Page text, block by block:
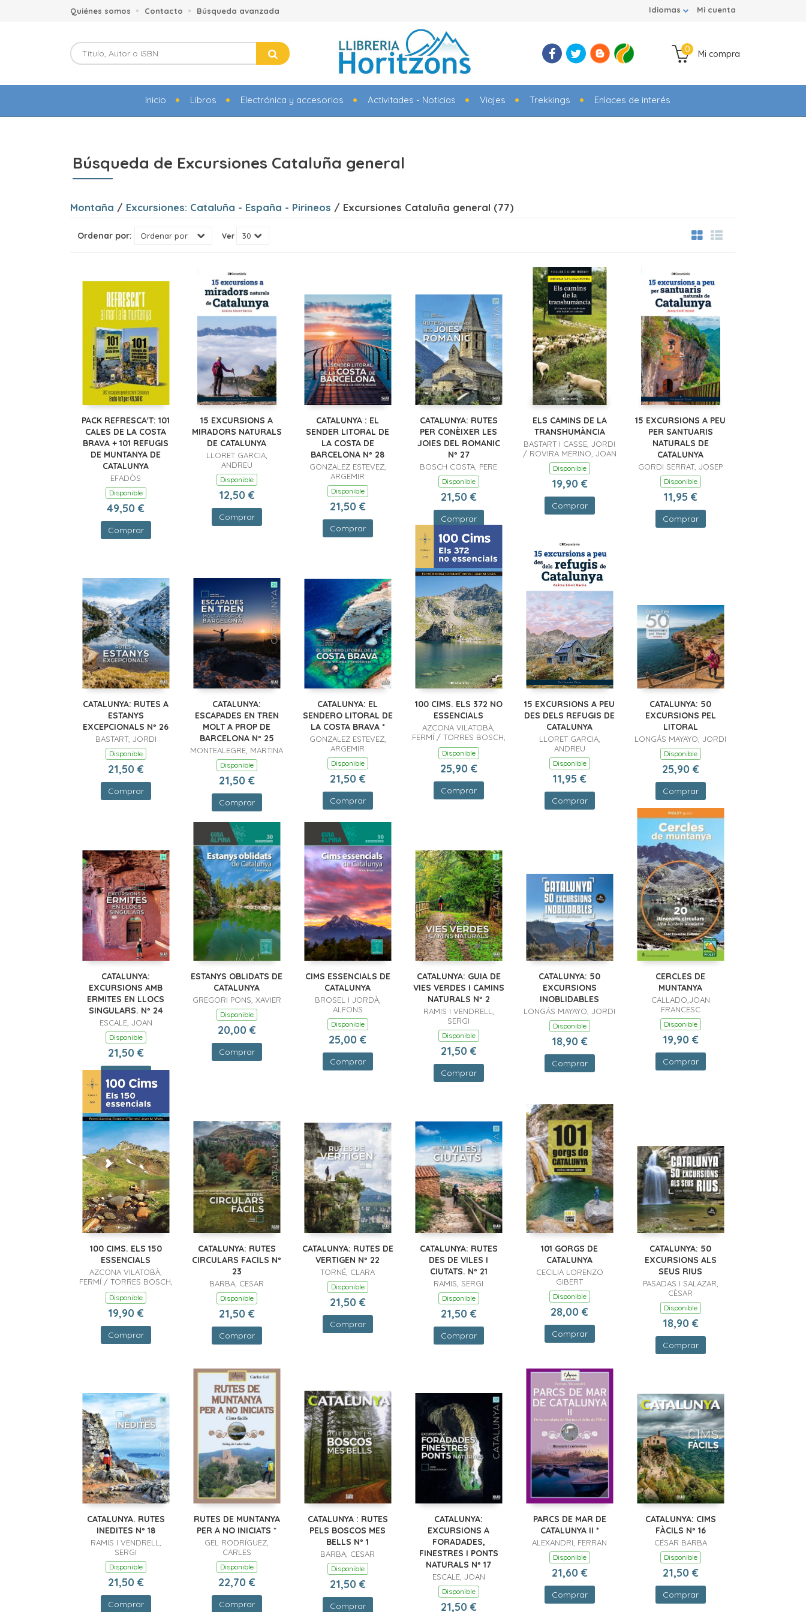
Mi cuenta
Idiomas
Quiénes somos Contacto Búsqueda avanzada
Mi compra
0
Inicio Libros Electrónica y accesorios Activitades - Noticias Viajes Trekkings Enlaces de interés
Búsqueda de Excursiones Cataluña general
Montaña / Excursiones: Cataluña - España - Pirineos / Excursiones Cataluña general (77)
Ordenar por: Ver
PACK REFRESCA'T: 101
CALES DE LA COSTA
BRAVA + 101 REFUGIS
DE MUNTANYA DE
CATALUNYA
EFADÒS
Disponible
49,50 €
Comprar
15 EXCURSIONS A
MIRADORS NATURALS
DE CATALUNYA
LLORET GARCIA,
ANDREU
Disponible
12,50 €
Comprar
CATALUNYA : EL
SENDER LITORAL DE
LA COSTA DE
BARCELONA Nº 28
GONZALEZ ESTEVEZ,
ARGEMIR
Disponible
21,50 €
Comprar
CATALUNYA: RUTES
PER CONÈIXER LES
JOIES DEL ROMANIC
Nº 27
BOSCH COSTA, PERE
Disponible
21,50 €
Comprar
ELS CAMINS DE LA
TRANSHUMÀNCIA
BASTART I CASSE, JORDI
/ ROVIRA MERINO, JOAN
Disponible
19,90 €
Comprar
15 EXCURSIONS A PEU
PER SANTUARIS
NATURALS DE
CATALUNYA
GORDI SERRAT, JOSEP
Disponible
11,95 €
Comprar
CATALUNYA: RUTES A
ESTANYS
EXCEPCIONALS Nº 26
BASTART, JORDI
Disponible
21,50 €
Comprar
CATALUNYA:
ESCAPADES EN TREN
MOLT A PROP DE
BARCELONA Nº 25
MONTEALEGRE, MARTINA
Disponible
21,50 €
Comprar
CATALUNYA: EL
SENDERO LITORAL DE
LA COSTA BRAVA *
GONZALEZ ESTEVEZ,
ARGEMIR
Disponible
21,50 €
Comprar
100 CIMS. ELS 372 NO
ESSENCIALS
AZCONA VILATOBÀ,
FERMÍ / TORRES BOSCH,
CONSTANTÍ / VIVES
TEIXIDÓ, JOAN M.
Disponible
25,90 €
Comprar
15 EXCURSIONS A PEU
DES DELS REFUGIS DE
CATALUNYA
LLORET GARCIA,
ANDREU
Disponible
11,95 €
Comprar
CATALUNYA: 50
EXCURSIONS PEL
LITORAL
LONGÁS MAYAYO, JORDI
Disponible
25,90 €
Comprar
CATALUNYA:
EXCURSIONS AMB
ERMITES EN LLOCS
SINGULARS. Nº 24
ESCALE, JOAN
Disponible
21,50 €
ESTANYS OBLIDATS DE
CATALUNYA
GREGORI PONS, XAVIER
Disponible
20,00 €
Comprar
CIMS ESSENCIALS DE
CATALUNYA
BROSEL I JORDÀ,
ALFONS
Disponible
25,00 €
Comprar
CATALUNYA: GUIA DE
VIES VERDES I CAMINS
NATURALS Nº 2
RAMIS I VENDRELL,
SERGI
Disponible
21,50 €
Comprar
CATALUNYA: 50
EXCURSIONS
INOBLIDABLES
LONGÁS MAYAYO, JORDI
Disponible
18,90 €
Comprar
CERCLES DE
MUNTANYA
CALLADO,JOAN
FRANCESC
Disponible
19,90 €
Comprar
100 CIMS. ELS 150
ESSENCIALS
AZCONA VILATOBÀ,
FERMÍ / TORRES BOSCH,
CONSTANTÍ / VIVES
TEIXIDÓ, JOAN M.
Disponible
19,90 €
Comprar
CATALUNYA: RUTES
CIRCULARS FACILS Nº
23
BARBA, CESAR
Disponible
21,50 €
Comprar
CATALUNYA: RUTES DE
VERTIGEN Nº 22
TORNÉ, CLARA
Disponible
21,50 €
Comprar
CATALUNYA: RUTES
DES DE VILES I
CIUTATS. Nº 21
RAMIS, SERGI
Disponible
21,50 €
Comprar
101 GORGS DE
CATALUNYA
CECILIA LORENZO
GIBERT
Disponible
28,00 €
Comprar
CATALUNYA: 50
EXCURSIONS ALS
SEUS RIUS
PASADAS I SALAZAR,
CÈSAR
Disponible
18,90 €
Comprar
CATALUNYA. RUTES
INEDITES Nº 18
RAMIS I VENDRELL,
SERGI
Disponible
21,50 €
Comprar
RUTES DE MUNTANYA
PER A NO INICIATS *
GEL RODRÍGUEZ,
CARLES
Disponible
22,70 €
Comprar
CATALUNYA : RUTES
PELS BOSCOS MES
BELLS Nº 1
BARBA, CESAR
Disponible
21,50 €
Comprar
CATALUNYA:
EXCURSIONS A
FORADADES,
FINESTRES I PONTS
NATURALS Nº 17
ESCALE, JOAN
Disponible
21,50 €
PARCS DE MAR DE
CATALUNYA II *
ALEXANDRI, FERRAN
Disponible
21,60 €
Comprar
CATALUNYA: CIMS
FÀCILS Nº 16
CÉSAR BARBA
Disponible
21,50 €
Comprar